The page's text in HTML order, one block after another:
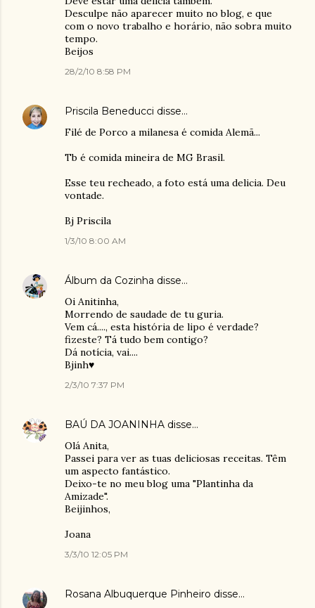
Desculpe não aparecer muito no blog, e que
com o novo trabalho e horário, não sobra muito
tempo.
Beijos
28/2/10 8:58 PM
Priscila Beneducci disse…
Filé de Porco a milanesa é comida Alemã...
Tb é comida mineira de MG Brasil.
Esse teu recheado, a foto está uma delicia. Deu
vontade.
Bj Priscila
1/3/10 8:00 AM
Álbum da Cozinha disse…
Oi Anitinha,
Morrendo de saudade de tu guria.
Vem cá...., esta história de lipo é verdade?
fizeste? Tá tudo bem contigo?
Dá notícia, vai....
Bjinh♥
2/3/10 7:37 PM
BAÚ DA JOANINHA disse…
Olá Anita,
Passei para ver as tuas deliciosas receitas. Têm
um aspecto fantástico.
Deixo-te no meu blog uma "Plantinha da
Amizade".
Beijinhos,
Joana
3/3/10 12:05 PM
Rosana Albuquerque Pinheiro disse…